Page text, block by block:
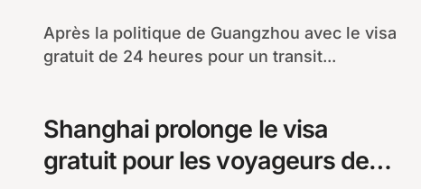
Après la politique de Guangzhou avec le visa
gratuit de 24 heures pour un transit...
Shanghai prolonge le visa
gratuit pour les voyageurs de